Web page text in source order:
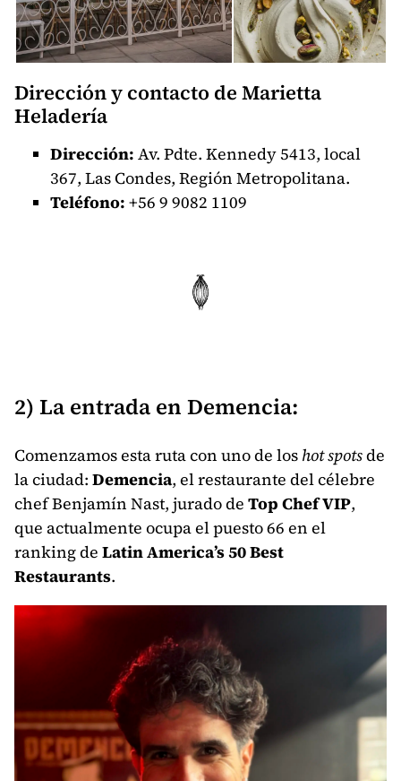
Dirección y contacto de Marietta
Heladería
Dirección: Av. Pdte. Kennedy 5413, local
367, Las Condes, Región Metropolitana.
Teléfono: +56 9 9082 1109
2) La entrada en Demencia:
Comenzamos esta ruta con uno de los hot spotsde
la ciudad: Demencia, el restaurante del célebre
chef Benjamín Nast, jurado de Top Chef VIP,
que actualmente ocupa el puesto 66 en el
ranking de Latin America’s 50 Best
Restaurants.